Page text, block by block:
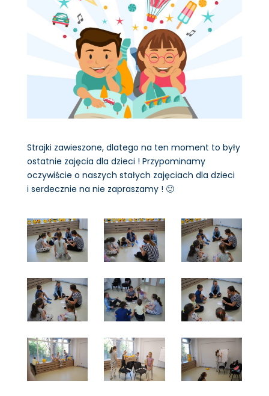
Strajki zawieszone, dlatego na ten moment to były
ostatnie zajęcia dla dzieci ! Przypominamy
oczywiście o naszych stałych zajęciach dla dzieci
i serdecznie na nie zapraszamy ! 🙂